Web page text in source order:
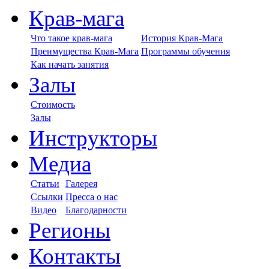
Крав-мага
Что такое крав-мага
История Крав-Мага
Преимущества Крав-Мага Программы обучения
Как начать занятия
Залы
Стоимость
Залы
Инструкторы
Медиа
Статьи
Галерея
Ссылки Пресса о нас
Видео
Благодарности
Регионы
Контакты